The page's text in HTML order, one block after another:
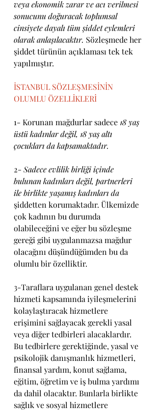
veya ekonomik zarar ve acı verilmesi
sonucunu doğuracak toplumsal
cinsiyete dayalı tüm şiddet eylemleri
olarak anlaşılacaktır. Sözleşmede her
şiddet türünün açıklaması tek tek
yapılmıştır.
İSTANBUL SÖZLEŞMESİNİN
OLUMLU ÖZELLİKLERİ
1- Korunan mağdurlar sadece 18 yaş
üstü kadınlar değil, 18 yaş altı
çocukları da kapsamaktadır.
2- Sadece evlilik birliği içinde
bulunan kadınları değil, partnerleri
ile birlikte yaşamış kadınları da
şiddetten korumaktadır. Ülkemizde
çok kadının bu durumda
olabileceğini ve eğer bu sözleşme
gereği gibi uygulanmazsa mağdur
olacağını düşündüğümden bu da
olumlu bir özelliktir.
3-Taraflara uygulanan genel destek
hizmeti kapsamında iyileşmelerini
kolaylaştıracak hizmetlere
erişimini sağlayacak gerekli yasal
veya diğer tedbirleri alacaklardır.
Bu tedbirlere gerektiğinde, yasal ve
psikolojik danışmanlık hizmetleri,
finansal yardım, konut sağlama,
eğitim, öğretim ve iş bulma yardımı
da dahil olacaktır. Bunlarla birlikte
sağlık ve sosyal hizmetlere